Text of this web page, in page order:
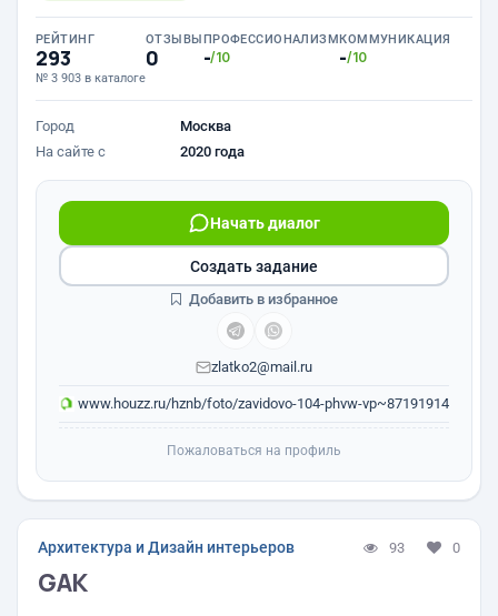
РЕЙТИНГ
293
№ 3 903 в каталоге
ОТЗЫВЫ
0
ПРОФЕССИОНАЛИЗМ
-/10
КОММУНИКАЦИЯ
-/10
Город
Москва
На сайте с
2020 года
Начать диалог
zlatko2@mail.ru
www.houzz.ru/hznb/foto/zavidovo-104-phvw-vp~87191914
Создать задание
Добавить в избранное
Пожаловаться на профиль
Архитектура и Дизайн интерьеров 93 0
GAK